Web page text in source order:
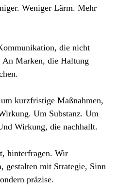
Weniger Lärm. Mehr
die nicht
An Marken, die Haltung
kurzfristige Maßnahmen,
Um Substanz. Um
Wirkung, die nachhallt.
hinterfragen. Wir
gestalten mit Strategie, Sinn
präzise.